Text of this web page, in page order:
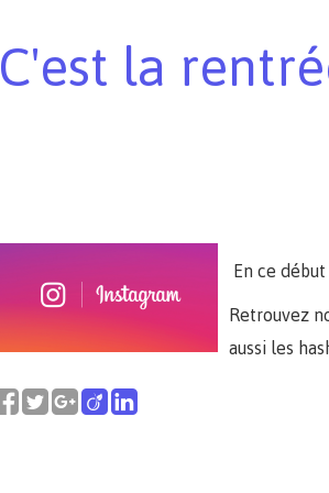
C'est la
En ce
Retrouvez
aussi les